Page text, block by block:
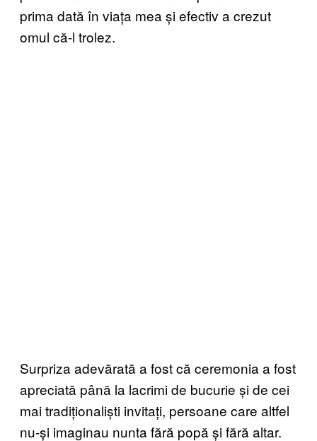
prima dată în viața mea și efectiv a crezut
omul că-l trolez.
Surpriza adevărată a fost că ceremonia a fost
apreciată până la lacrimi de bucurie și de cei
mai tradiționaliști invitați, persoane care altfel
nu-și imaginau nunta fără popă și fără altar.